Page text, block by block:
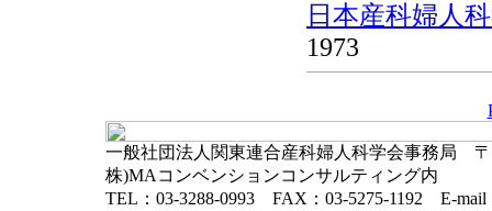
日本産科婦人
1973
一般社団法人関東連合産科婦人科学会事務局 〒
株)MAコンベンションコンサルティング内
TEL：03-3288-0993 FAX：03-5275-1192 E-mail